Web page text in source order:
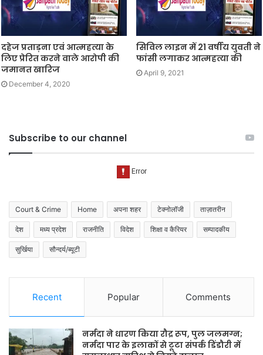
दहेज प्रताड़ना एवं आत्महत्या के
लिए प्रेरित करने वाले आरोपी की
जमानत खारिज
December 4, 2020
सिविल लाइन में 21 वर्षीय युवती ने
फांसी लगाकर आत्महत्या की
April 9, 2021
Subscribe to our channel
Court & Crime Home अपना शहर टेक्नोलॉजी ताज़ातरीन
देश मध्य प्रदेश राजनीति विदेश शिक्षा व कैरियर सम्पादकीय
सुर्खिया सौन्दर्य/ब्यूटी
Recent Popular Comments
नर्मदा ने धारण किया रौद्र रूप, पुल जलमग्न;
नर्मदा पार के इलाकों से टूटा संपर्क डिंडौरी में